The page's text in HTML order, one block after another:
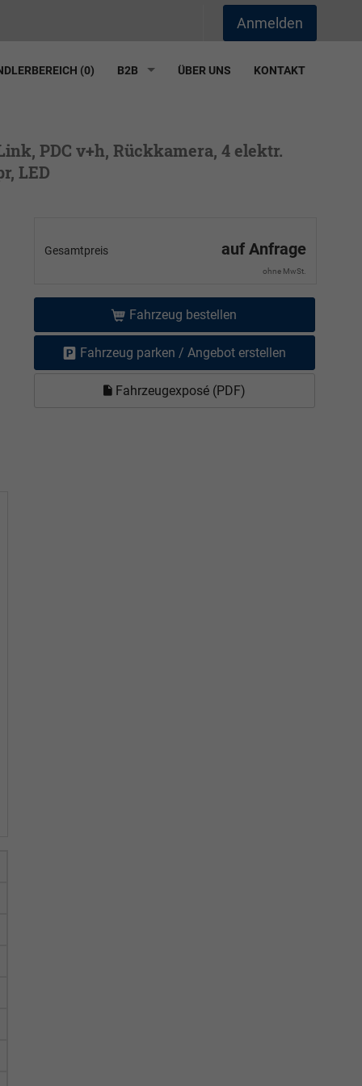
Anmelden
(0) B2B ÜBER UNS KONTAKT
PDC v+h, Rückkamera, 4 elektr.
LED
Gesamtpreis auf Anfrage
ohne MwSt.
Fahrzeug bestellen
Fahrzeug parken / Angebot erstellen
Fahrzeugexposé (PDF)